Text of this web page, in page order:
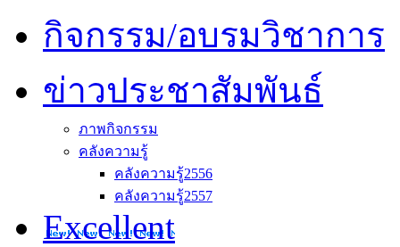
กิจกรรม/อบรมวิชาการ
ข่าวประชาสัมพันธ์
ภาพกิจกรรม
คลังความรู้
คลังความรู้2556
คลังความรู้2557
Excellent